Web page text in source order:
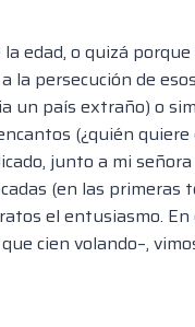
edad, o quizá
la persecución de
un país extraño) o
(¿quién
junto a mi
(en las primeras
el entusiasmo.
cien volando–,